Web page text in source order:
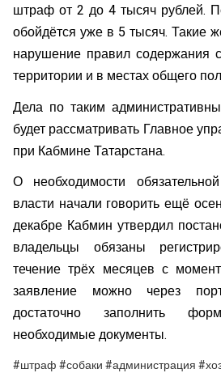
штраф от 2 до 4 тысяч рублей.
обойдётся уже в 5 тысяч. Такие
нарушение правил содержания
территории и в местах общего
Дела по таким
будет рассматривать Главное
при Кабмине Татарстана.
О необходимости
власти начали говорить ещё
декабре Кабмин утвердил
владельцы обязаны
течение трёх месяцев с
заявление можно через
достаточно заполнить
необходимые документы.
#штраф #собаки #администрация